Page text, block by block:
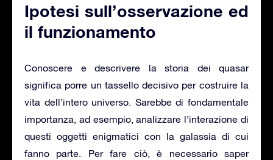
Ipotesi sull’osservazione ed
il funzionamento
Conoscere e descrivere la storia dei quasar
significa porre un tassello decisivo per costruire la
vita dell’intero universo. Sarebbe di fondamentale
importanza, ad esempio, analizzare l’interazione di
questi oggetti enigmatici con la galassia di cui
fanno parte. Per fare ciò, è necessario saper